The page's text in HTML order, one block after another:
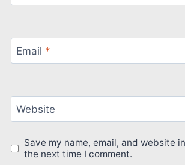
Email *
Website
Save my name, email, and website
the next time I comment.